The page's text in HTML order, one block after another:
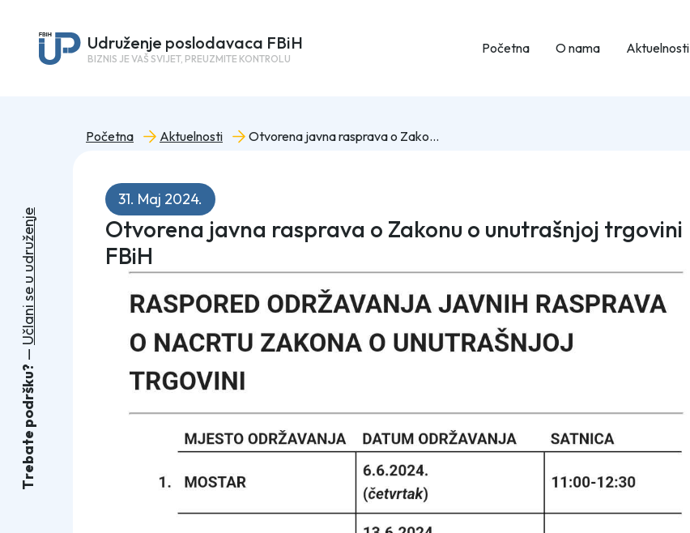
Udruženje poslodavaca FBiH
BIZNIS JE VAŠ SVIJET, PREUZMITE KONTROLU
Početna O nama Aktuelnosti
Početna Aktuelnosti Otvorena javna rasprava o Zakonu o unutrašnjoj trgovini FBiH
31. Maj 2024.
Otvorena javna rasprava o Zakonu o unutrašnjoj trgovini
FBiH
T
r
e
b
a
t
e
p
o
d
r
š
k
u
?
U
č
l
a
n
i
s
e
u
u
d
r
u
ž
e
n
j
e